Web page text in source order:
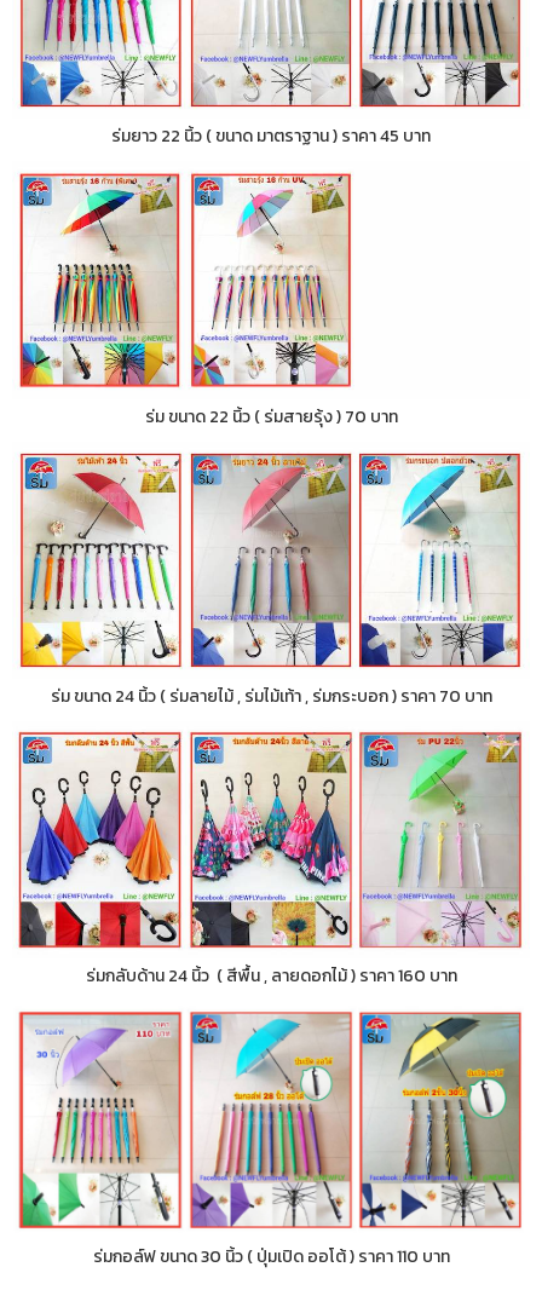
ร่มยาว 22 นิ้ว ( ขนาด มาตราฐาน ) ราคา 45 บาท
ร่ม ขนาด 22 นิ้ว ( ร่มสายรุ้ง ) 70 บาท
ร่ม ขนาด 24 นิ้ว ( ร่มลายไม้ , ร่มไม้เท้า , ร่มกระบอก ) ราคา 70 บาท
ร่มกลับด้าน 24 นิ้ว ( สีพื้น , ลายดอกไม้ ) ราคา 160 บาท
ร่มกอล์ฟ ขนาด 30 นิ้ว ( ปุ่มเปิด ออโต้ ) ราคา 110 บาท